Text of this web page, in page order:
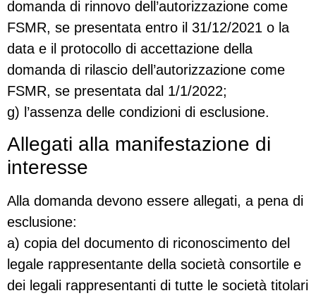
domanda di rinnovo dell’autorizzazione come
FSMR, se presentata entro il 31/12/2021 o la
data e il protocollo di accettazione della
domanda di rilascio dell’autorizzazione come
FSMR, se presentata dal 1/1/2022;
g) l’assenza delle condizioni di esclusione.
Allegati alla manifestazione di
interesse
Alla domanda devono essere allegati, a pena di
esclusione:
a) copia del documento di riconoscimento del
legale rappresentante della società consortile e
dei legali rappresentanti di tutte le società titolari